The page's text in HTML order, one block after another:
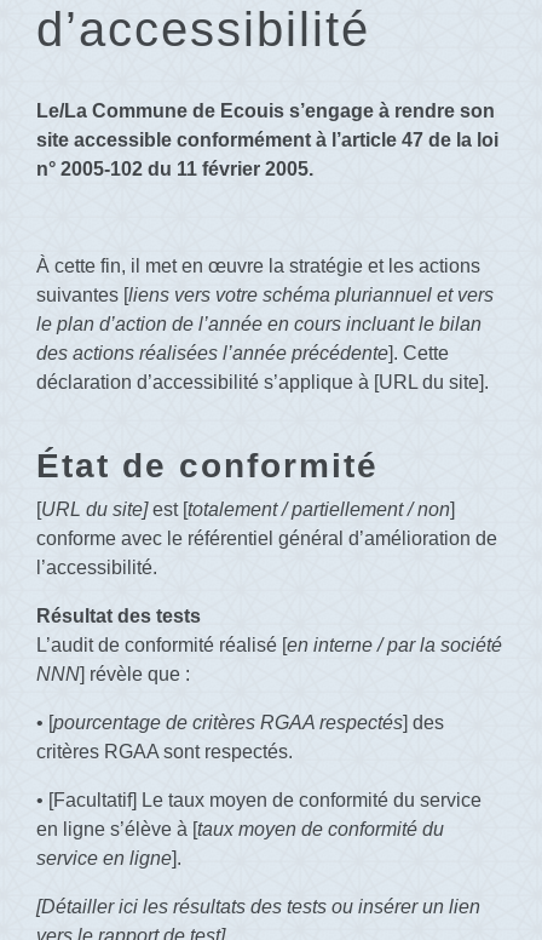
d’accessibilité
Le/La Commune de Ecouis s’engage à rendre son
site accessible conformément à l’article 47 de la loi
n° 2005-102 du 11 février 2005.
À cette fin, il met en œuvre la stratégie et les actions
suivantes [liens vers votre schéma pluriannuel et vers
le plan d’action de l’année en cours incluant le bilan
des actions réalisées l’année précédente]. Cette
déclaration d’accessibilité s’applique à [URL du site].
État de conformité
[URL du site]est [totalement / partiellement / non]
conforme avec le référentiel général d’amélioration de
l’accessibilité.
Résultat des tests
L’audit de conformité réalisé [en interne / par la société
NNN] révèle que :
• [pourcentage de critères RGAA respectés] des
critères RGAA sont respectés.
• [Facultatif] Le taux moyen de conformité du service
en ligne s’élève à [taux moyen de conformité du
service en ligne].
[Détailler ici les résultats des tests ou insérer un lien